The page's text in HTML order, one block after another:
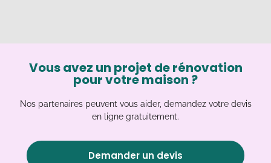
Vous avez un projet de rénovation
pour votre maison ?
Nos partenaires peuvent vous aider, demandez votre devis
en ligne gratuitement.
Demander un devis